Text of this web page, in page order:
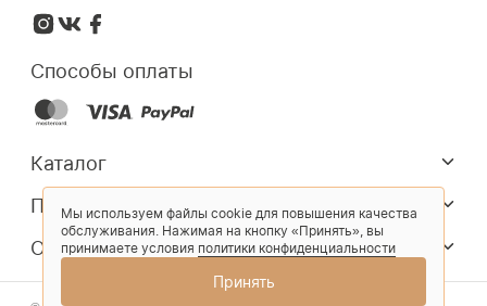
Способы оплаты
Каталог
Покупателям
О компании
Мы используем файлы cookie для повышения качества
обслуживания. Нажимая на кнопку «Принять», вы
принимаете условия политики конфиденциальности
Принять